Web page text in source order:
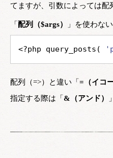
てますが、引数によっては配
「 配列（$args） 」を使わな
<?php query_posts(
配列（=>）と違い「 =（イコ
指定する際は「 &（アンド）